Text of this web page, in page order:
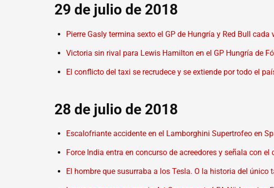
29 de julio de 2018
Pierre Gasly termina sexto el GP de Hungría y Red Bull
Victoria sin rival para Lewis Hamilton en el GP Hungría de
El conflicto del taxi se recrudece y se extiende por todo el
28 de julio de 2018
Escalofriante accidente en el Lamborghini Supertrofeo en
Force India entra en concurso de acreedores y señala con
El hombre que susurraba a los Tesla. O la historia del